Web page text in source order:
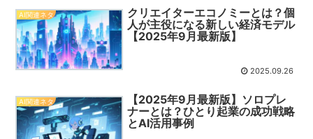
AI関連ネタ
クリエイターエコノミーとは？個
人が主役になる新しい経済モデル
【2025年9月最新版】
2025.09.26
AI関連ネタ
【2025年9月最新版】ソロプレ
ナーとは？ひとり起業の成功戦略
とAI活用事例